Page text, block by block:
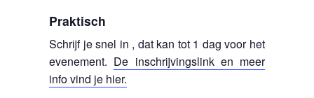
Praktisch
Schrijf je snel in , dat kan tot 1 dag voor het
evenement. De inschrijvingslink en meer
info vind je hier.